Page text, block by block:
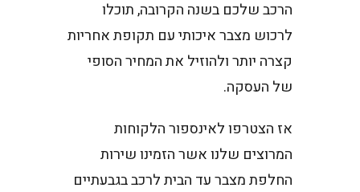
הרכב שלכם בשנה הקרובה, תוכלו
לרכוש מצבר איכותי עם תקופת אחריות
קצרה יותר ולהוזיל את המחיר הסופי
של העסקה.
אז הצטרפו לאינספור הלקוחות
המרוצים שלנו אשר הזמינו שירות
החלפת מצבר עד הבית לרכב בגבעתיים